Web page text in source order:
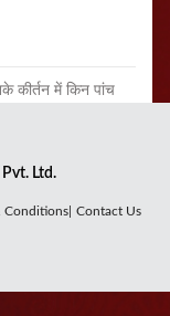
कीर्तन में किन पांच
है द्वारिका
Ltd.
Conditions| Contact Us